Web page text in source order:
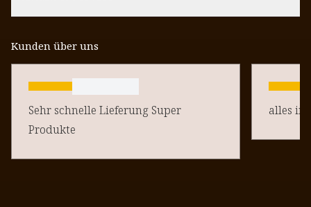
Kunden über uns
Sehr schnelle Lieferung Super
Produkte
alles in